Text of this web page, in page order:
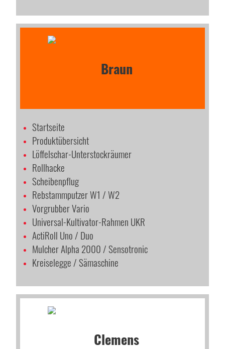
Startseite
Produktübersicht
Löffelschar-Unterstockräumer
Rollhacke
Scheibenpflug
Rebstammputzer W1 / W2
Vorgrubber Vario
Universal-Kultivator-Rahmen UKR
ActiRoll Uno / Duo
Mulcher Alpha 2000 / Sensotronic
Kreiselegge / Sämaschine